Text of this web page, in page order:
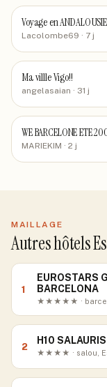
Voyage en ANDALOUSIE
Lacolombe69 · 7 j
Ma villle Vigo!!
angelasaian · 31 j
WE BARCELONE ETE
MARIEKIM · 2 j
MAILLAGE
Autres hôtels
1
EUROSTARS
BARCELONA
★★★★★ ·
2
H10
★★★★ · salou,